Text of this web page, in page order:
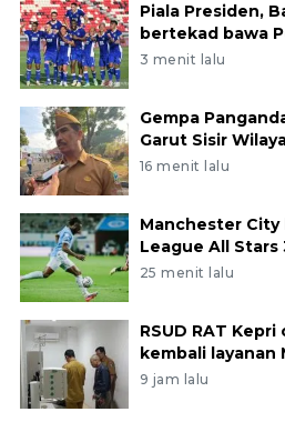
Piala Presiden,
bertekad bawa
3 menit lalu
Gempa
Garut Sisir
16 menit lalu
Manchester City
League All Stars
25 menit lalu
RSUD RAT Kepri
kembali layanan
9 jam lalu